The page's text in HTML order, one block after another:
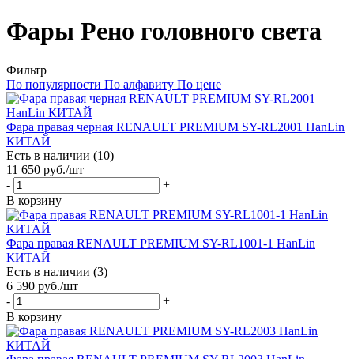
Фары Рено головного света
Фильтр
По популярности По алфавиту По цене
Фара правая черная RENAULT PREMIUM SY-RL2001 HanLin
КИТАЙ
Есть в наличии (10)
11 650 руб./шт
-
+
В корзину
Фара правая RENAULT PREMIUM SY-RL1001-1 HanLin
КИТАЙ
Есть в наличии (3)
6 590 руб./шт
-
+
В корзину